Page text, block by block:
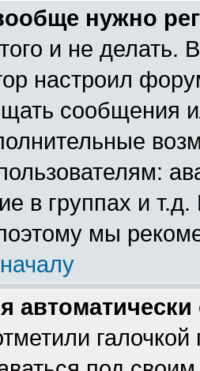
нужно
и не делать.
настроил
сообщения
в группах и
мы
автоматически
галочкой